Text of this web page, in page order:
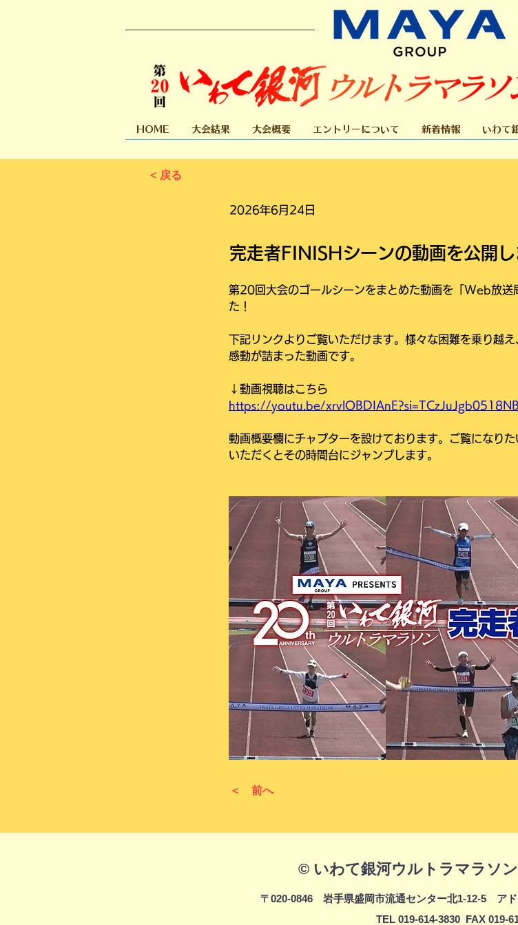
HOME 大会結果 大会概要 エントリーについて 新着情報 いわて
< 戻る
2026年6月24日
完走者FINISHシーンの動画を公開し
第20回大会のゴールシーンをまとめた動画を「Web放送
た！
下記リンクよりご覧いただけます。様々な困難を乗り越
感動が詰まった動画です。
↓動画視聴はこちら
https://youtu.be/
動画概要欄にチャプターを設けております。ご覧になり
いただくとその時間台にジャンプします。
＜ 前へ
© いわて銀河ウルトラマラソ
〒020-0846 岩手県盛岡市流通センター北1-12-5 アド
TEL 019-614-3830 FAX 019-